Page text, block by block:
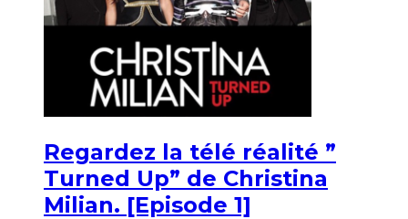
Regardez la télé réalité ”
Turned Up” de Christina
Milian. [Episode 1]